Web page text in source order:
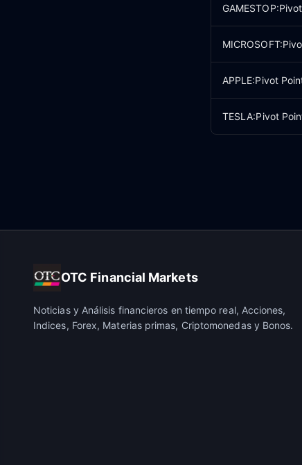
APPLE:Pivot
TESLA:Pivot
OTC Financial Markets
Noticias y Análisis financieros en tiempo real, Acciones,
Indices, Forex, Materias primas, Criptomonedas y Bonos.